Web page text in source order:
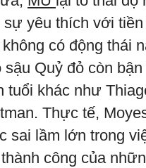
sự yêu thích với
có động thái
sậu Quỷ đỏ còn
tuổi khác như
Thực tế,
sai lầm lớn trong
công của